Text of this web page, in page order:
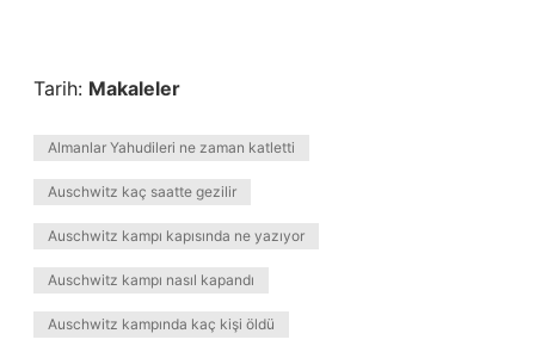
Tarih: Makaleler
Almanlar Yahudileri ne zaman katletti
Auschwitz kaç saatte gezilir
Auschwitz kampı kapısında ne yazıyor
Auschwitz kampı nasıl kapandı
Auschwitz kampında kaç kişi öldü